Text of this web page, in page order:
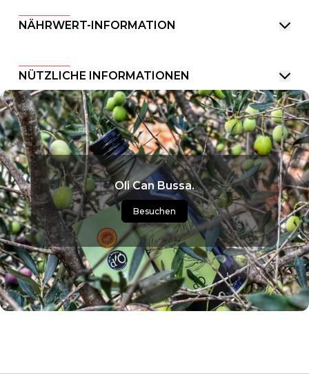
NÄHRWERT-INFORMATION
NÜTZLICHE INFORMATIONEN
Oli Can Bussa.
Besuchen